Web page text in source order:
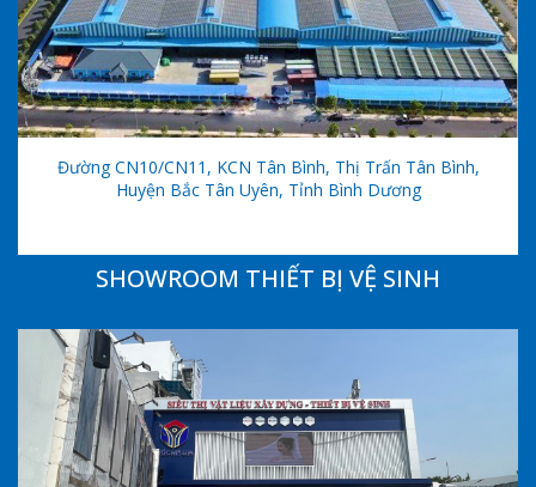
Đường CN10/CN11, KCN Tân Bình, Thị Trấn Tân Bình,
Huyện Bắc Tân Uyên, Tỉnh Bình Dương
SHOWROOM THIẾT BỊ VỆ SINH